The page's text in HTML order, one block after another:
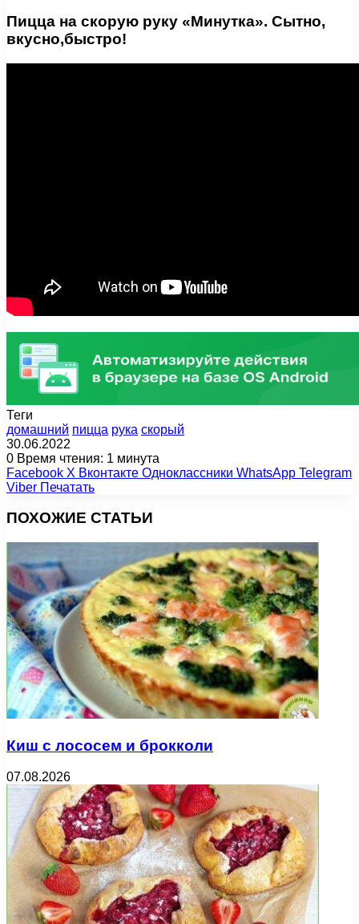
Пицца на скорую руку «Минутка». Сытно,
вкусно,быстро!
Теги
домашний пицца рука скорый
30.06.2022
0 Время чтения: 1 минута
Facebook X Вконтакте Одноклассники WhatsApp Telegram
Viber Печатать
ПОХОЖИЕ СТАТЬИ
Киш с лососем и брокколи
07.08.2026